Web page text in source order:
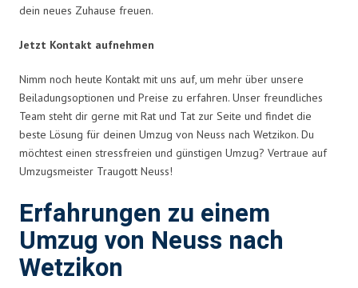
dein neues Zuhause freuen.
Jetzt Kontakt aufnehmen
Nimm noch heute Kontakt mit uns auf, um mehr über unsere
Beiladungsoptionen und Preise zu erfahren. Unser freundliches
Team steht dir gerne mit Rat und Tat zur Seite und findet die
beste Lösung für deinen Umzug von Neuss nach Wetzikon. Du
möchtest einen stressfreien und günstigen Umzug? Vertraue auf
Umzugsmeister Traugott Neuss!
Erfahrungen zu einem
Umzug von Neuss nach
Wetzikon